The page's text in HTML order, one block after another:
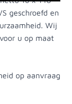
geschroefd en
Wij
u op maat
op aanvraag